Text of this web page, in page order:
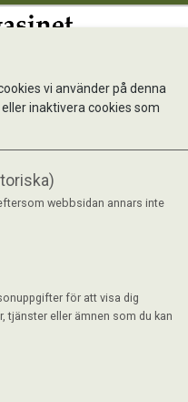
blinkande sken
vi använder på denna
inaktivera cookies som
webbsidan annars inte
för att visa dig
tjänster eller ämnen som du kan